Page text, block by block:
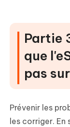
Partie
que
pas
Prévenir les
les corriger.